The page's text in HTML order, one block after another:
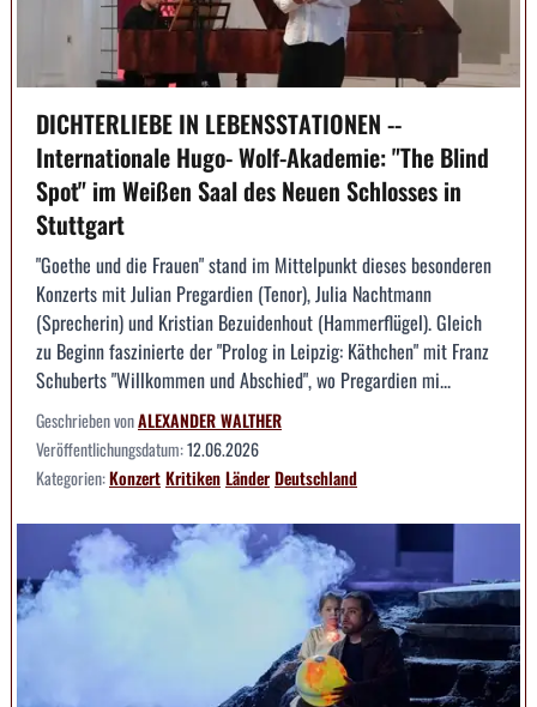
DICHTERLIEBE IN LEBENSSTATIONEN --
Internationale Hugo- Wolf-Akademie: "The Blind
Spot" im Weißen Saal des Neuen Schlosses in
Stuttgart
"Goethe und die Frauen" stand im Mittelpunkt dieses besonderen
Konzerts mit Julian Pregardien (Tenor), Julia Nachtmann
(Sprecherin) und Kristian Bezuidenhout (Hammerflügel). Gleich
zu Beginn faszinierte der "Prolog in Leipzig: Käthchen" mit Franz
Schuberts "Willkommen und Abschied", wo Pregardien mi...
Geschrieben vonALEXANDER WALTHER
Veröffentlichungsdatum:12.06.2026
Kategorien:KonzertKritikenLänderDeutschland